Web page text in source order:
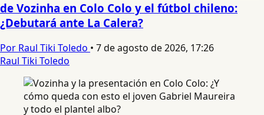
de Vozinha en Colo Colo y el fútbol chileno:
¿Debutará ante La Calera?
Por Raul Tiki Toledo • 7 de agosto de 2026, 17:26
Raul Tiki Toledo